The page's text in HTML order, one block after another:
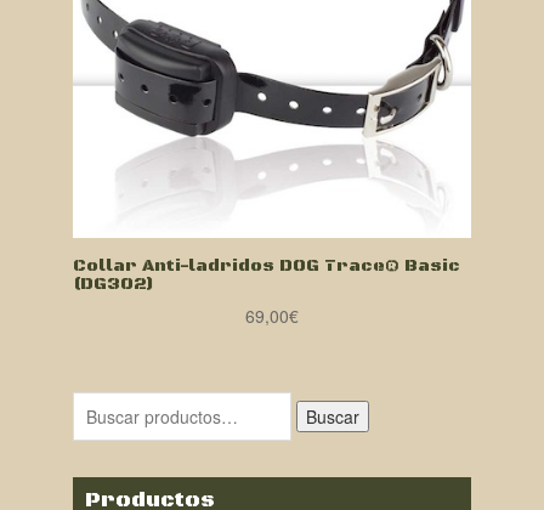
Collar Anti-ladridos DOG Trace® Basic
(DG302)
69,00€
Buscar
Productos